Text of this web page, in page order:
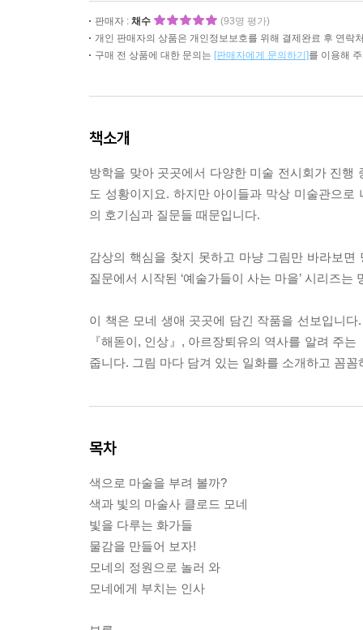
판매자 : 채수
(93명 평가)
개인 판매자의 상품은 개인정보보호를 위해 결제완료 후 연락
구매 전 상품에 대한 문의는 [판매자에게 문의하기]를 이용해
책소개
방학을 맞아 곳곳에서 다양한 미술 전시회가 진
도 성황이지요. 하지만 아이들과 막상 미술관으
의 호기심과 질문들 때문입니다.
감상의 핵심을 찾지 못하고 마냥 그림만 바라보
질문에서 시작된 ‘예술가들이 사는 마을’ 시리즈
이 책은 모네 생애 곳곳에 담긴 작품을 선보입니
『해돋이, 인상』, 아르장퇴유의 역사를 알려 주
줍니다. 그림 마다 담겨 있는 일화를 소개하고 꼼
목차
색으로 마술을 부려 볼까?
색과 빛의 마술사 클로드 모네
빛을 다루는 화가들
물감을 만들어 보자!
모네의 정원으로 놀러 와
모네에게 부치는 인사